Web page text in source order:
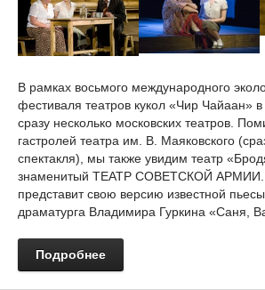
В рамках восьмого международного
фестиваля театров кукол «Чир Чайаан»
сразу несколько московских театров.
гастролей театра им. В. Маяковского
спектакля), мы также увидим театр
знаменитый ТЕАТР СОВЕТСКОЙ АРМИИ.
представит свою версию известной
драматурга Владимира Гуркина «Саня,
Подробнее